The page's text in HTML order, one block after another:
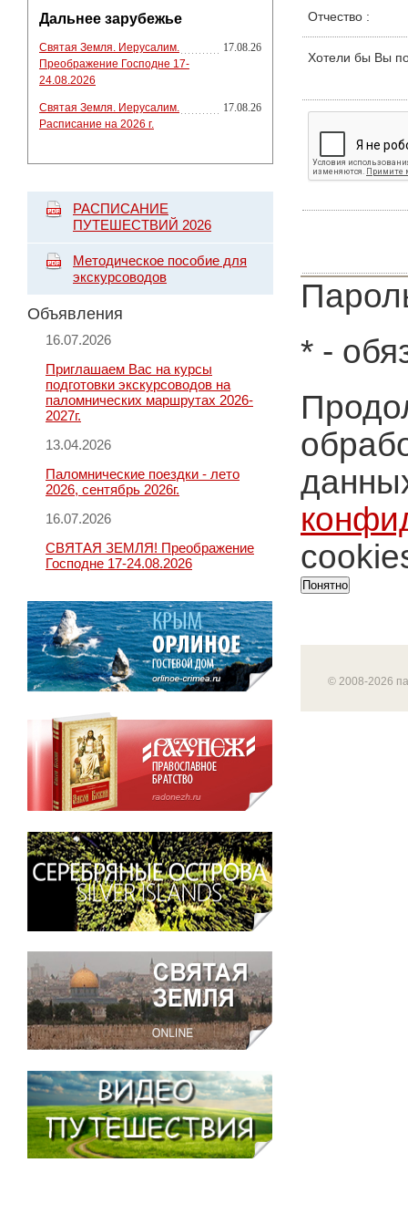
Дальнее зарубежье
Святая Земля. Иерусалим.
Преображение Господне 17-
24.08.2026
17.08.26
Святая Земля. Иерусалим.
Расписание на 2026 г.
17.08.26
РАСПИСАНИЕ
ПУТЕШЕСТВИЙ 2026
Методическое пособие для
экскурсоводов
Объявления
16.07.2026
Приглашаем Вас на курсы
подготовки экскурсоводов на
паломнических маршрутах 2026-
2027г.
13.04.2026
Паломнические поездки - лето
2026, сентябрь 2026г.
16.07.2026
СВЯТАЯ ЗЕМЛЯ! Преображение
Господне 17-24.08.2026
Отчество :
Хотели бы Вы
* -
Понятно
© 2008-2026